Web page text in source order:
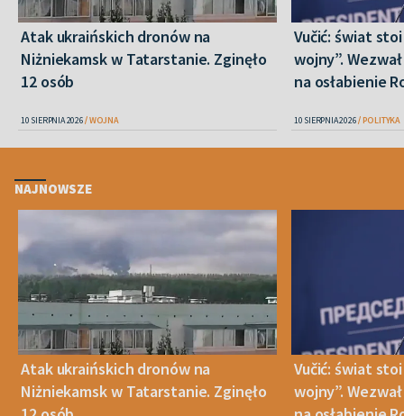
Atak ukraińskich dronów na
Niżniekamsk w Tatarstanie. Zginęło
12 osób
10 SIERPNIA 2026 WOJNA
Vučić: świat
wojny”.
na osłabienie
10 SIERPNIA 2026 POLITYKA
NAJNOWSZE
Atak ukraińskich dronów na
Niżniekamsk w Tatarstanie. Zginęło
Vučić: świat
wojny”.